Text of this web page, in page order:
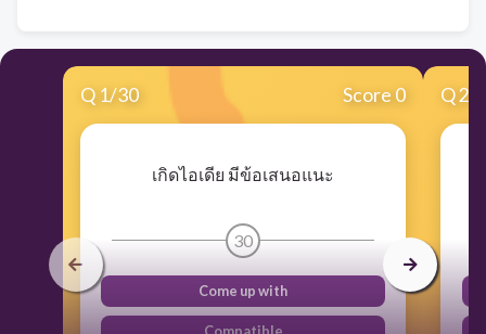
Q 1/30 Score 0
เกิดไอเดีย มีข้อเสนอแนะ
30
Come up with
Q2